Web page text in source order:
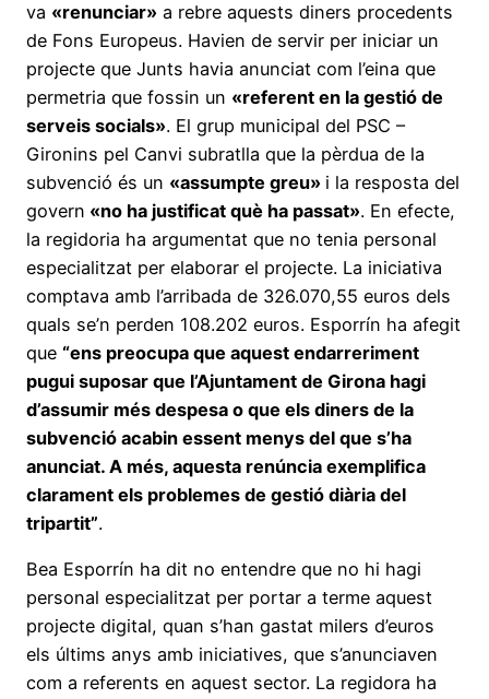
va «renunciar» a rebre aquests diners procedents
de Fons Europeus. Havien de servir per iniciar un
projecte que Junts havia anunciat com l’eina que
permetria que fossin un «referent en la gestió de
serveis socials». El grup municipal del PSC –
Gironins pel Canvi subratlla que la pèrdua de la
subvenció és un «assumpte greu» i la resposta del
govern «no ha justificat què ha passat». En efecte,
la regidoria ha argumentat que no tenia personal
especialitzat per elaborar el projecte. La iniciativa
comptava amb l’arribada de 326.070,55 euros dels
quals se’n perden 108.202 euros. Esporrín ha afegit
que “ens preocupa que aquest endarreriment
pugui suposar que l’Ajuntament de Girona hagi
d’assumir més despesa o que els diners de la
subvenció acabin essent menys del que s’ha
anunciat. A més, aquesta renúncia exemplifica
clarament els problemes de gestió diària del
tripartit”.
Bea Esporrín ha dit no entendre que no hi hagi
personal especialitzat per portar a terme aquest
projecte digital, quan s’han gastat milers d’euros
els últims anys amb iniciatives, que s’anunciaven
com a referents en aquest sector. La regidora ha